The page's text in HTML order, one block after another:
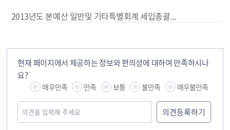
2013년도 본예산 일반및 기타특별회계 세입총괄표(기타특별회계)
현재 페이지에서 제공하는 정보와 편의성에 대하여 만족하시나
요?
매우만족 만족 보통 불만족 매우불만족